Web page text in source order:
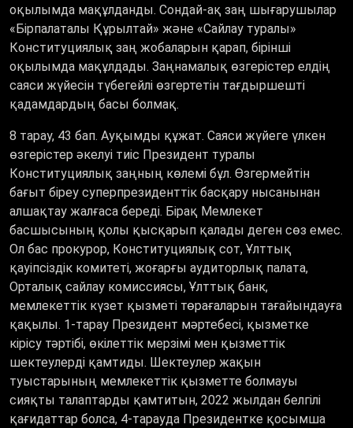
оқылымда мақұлданды. Сондай-ақ заң шығарушылар
«Бірпалаталы Құрылтай» және «Сайлау туралы»
Конституциялық заң жобаларын қарап, бірінші
оқылымда мақұлдады. Заңнамалық өзгерістер елдің
саяси жүйесін түбегейлі өзгертетін тағдыршешті
қадамдардың басы болмақ.
8 тарау, 43 бап. Ауқымды құжат. Саяси жүйеге үлкен
өзгерістер әкелуі тиіс Президент туралы
Конституциялық заңның көлемі бұл. Өзгермейтін
бағыт біреу суперпрезиденттік басқару нысанынан
алшақтау жалғаса береді. Бірақ Мемлекет
басшысының қолы қысқарып қалады деген сөз емес.
Ол бас прокурор, Конституциялық сот, Ұлттық
қауіпсіздік комитеті, жоғарғы аудиторлық палата,
Орталық сайлау комиссиясы, Ұлттық банк,
мемлекеттік күзет қызметі төрағаларын тағайындауға
қақылы. 1-тарау Президент мәртебесі, қызметке
кірісу тәртібі, өкілеттік мерзімі мен қызметтік
шектеулерді қамтиды. Шектеулер жақын
туыстарының мемлекеттік қызметте болмауы
сияқты талаптарды қамтитын, 2022 жылдан белгілі
қағидаттар болса, 4-тарауда Президентке қосымша